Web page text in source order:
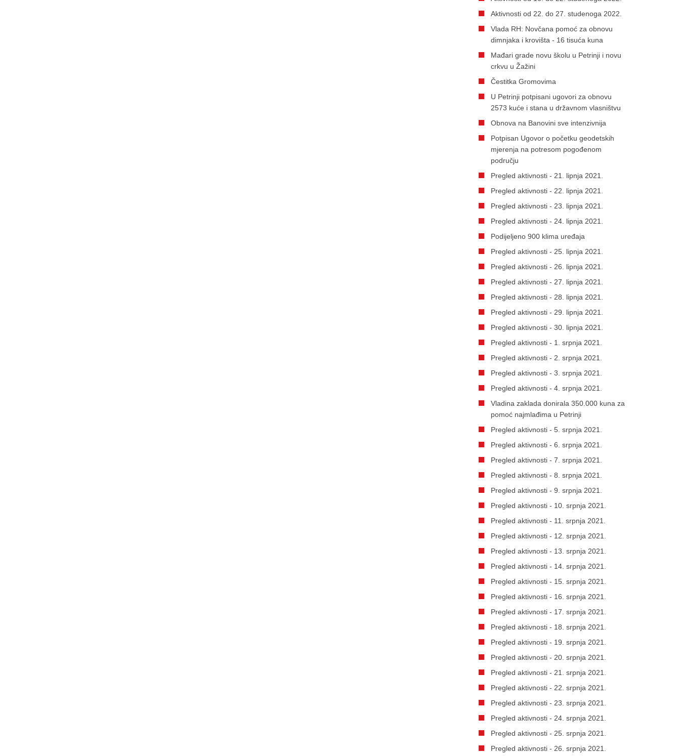
Aktivnosti od 22. do 27. studenoga 2022.
Vlada RH: Novčana pomoć za obnovu
dimnjaka i krovišta - 16 tisuća kuna
Mađari grade novu školu u Petrinji i novu
crkvu u Žažini
Čestitka Gromovima
U Petrinji potpisani ugovori za obnovu
2573 kuće i stana u državnom vlasništvu
Obnova na Banovini sve intenzivnija
Potpisan Ugovor o početku geodetskih
mjerenja na potresom pogođenom
području
Pregled aktivnosti - 21. lipnja 2021.
Pregled aktivnosti - 22. lipnja 2021.
Pregled aktivnosti - 23. lipnja 2021.
Pregled aktivnosti - 24. lipnja 2021.
Podijeljeno 900 klima uređaja
Pregled aktivnosti - 25. lipnja 2021.
Pregled aktivnosti - 26. lipnja 2021.
Pregled aktivnosti - 27. lipnja 2021.
Pregled aktivnosti - 28. lipnja 2021.
Pregled aktivnosti - 29. lipnja 2021.
Pregled aktivnosti - 30. lipnja 2021.
Pregled aktivnosti - 1. srpnja 2021.
Pregled aktivnosti - 2. srpnja 2021.
Pregled aktivnosti - 3. srpnja 2021.
Pregled aktivnosti - 4. srpnja 2021.
Vladina zaklada donirala 350.000 kuna za
pomoć najmlađima u Petrinji
Pregled aktivnosti - 5. srpnja 2021.
Pregled aktivnosti - 6. srpnja 2021.
Pregled aktivnosti - 7. srpnja 2021.
Pregled aktivnosti - 8. srpnja 2021.
Pregled aktivnosti - 9. srpnja 2021.
Pregled aktivnosti - 10. srpnja 2021.
Pregled aktivnosti - 11. srpnja 2021.
Pregled aktivnosti - 12. srpnja 2021.
Pregled aktivnosti - 13. srpnja 2021.
Pregled aktivnosti - 14. srpnja 2021.
Pregled aktivnosti - 15. srpnja 2021.
Pregled aktivnosti - 16. srpnja 2021.
Pregled aktivnosti - 17. srpnja 2021.
Pregled aktivnosti - 18. srpnja 2021.
Pregled aktivnosti - 19. srpnja 2021.
Pregled aktivnosti - 20. srpnja 2021.
Pregled aktivnosti - 21. srpnja 2021.
Pregled aktivnosti - 22. srpnja 2021.
Pregled aktivnosti - 23. srpnja 2021.
Pregled aktivnosti - 24. srpnja 2021.
Pregled aktivnosti - 25. srpnja 2021.
Pregled aktivnosti - 26. srpnja 2021.